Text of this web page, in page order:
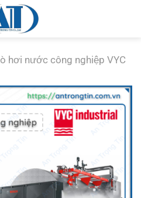
hơi nước công nghiệp VYC